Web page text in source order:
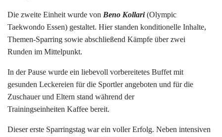
Die zweite Einheit wurde von Beno Kollari(Olympic
Taekwondo Essen) gestaltet. Hier standen konditionelle Inhalte,
Themen-Sparring sowie abschließend Kämpfe über zwei
Runden im Mittelpunkt.
In der Pause wurde ein liebevoll vorbereitetes Buffet mit
gesunden Leckereien für die Sportler angeboten und für die
Zuschauer und Eltern stand während der
Trainingseinheiten Kaffee bereit.
Dieser erste Sparringstag war ein voller Erfolg. Neben intensiven